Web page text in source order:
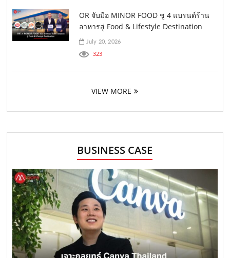
OR จับมือ MINOR FOOD ชู 4 แบรนด์ร้าน
อาหารสู่ Food & Lifestyle Destination
July 20, 2026
323
VIEW MORE
BUSINESS CASE